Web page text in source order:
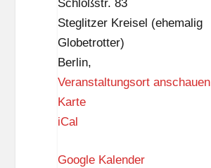
Schloßstr. 83
Steglitzer Kreisel (ehemalig
Globetrotter)
Berlin,
Veranstaltungsort anschauen
KarteZ
–
iCal
Google Kalender